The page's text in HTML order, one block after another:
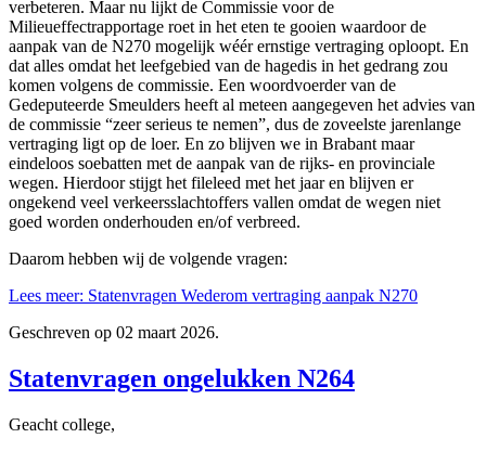
verbeteren. Maar nu lijkt de Commissie voor de
Milieueffectrapportage roet in het eten te gooien waardoor de
aanpak van de N270 mogelijk wéér ernstige vertraging oploopt. En
dat alles omdat het leefgebied van de hagedis in het gedrang zou
komen volgens de commissie. Een woordvoerder van de
Gedeputeerde Smeulders heeft al meteen aangegeven het advies van
de commissie “zeer serieus te nemen”, dus de zoveelste jarenlange
vertraging ligt op de loer. En zo blijven we in Brabant maar
eindeloos soebatten met de aanpak van de rijks- en provinciale
wegen. Hierdoor stijgt het fileleed met het jaar en blijven er
ongekend veel verkeersslachtoffers vallen omdat de wegen niet
goed worden onderhouden en/of verbreed.
Daarom hebben wij de volgende vragen:
Lees meer: Statenvragen Wederom vertraging aanpak N270
Geschreven op 02 maart 2026.
Statenvragen ongelukken N264
Geacht college,